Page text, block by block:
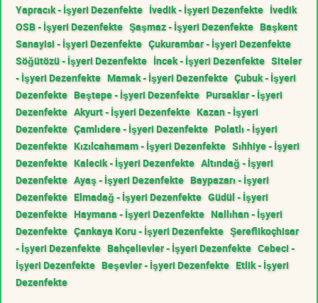
Yapracık - İşyeri Dezenfekte İvedik - İşyeri Dezenfekte İvedik
OSB - İşyeri Dezenfekte Şaşmaz - İşyeri Dezenfekte Başkent
Sanayisi - İşyeri Dezenfekte Çukurambar - İşyeri Dezenfekte
Söğütözü - İşyeri Dezenfekte İncek - İşyeri Dezenfekte Siteler
- İşyeri Dezenfekte Mamak - İşyeri Dezenfekte Çubuk - İşyeri
Dezenfekte Beştepe - İşyeri Dezenfekte Pursaklar - İşyeri
Dezenfekte Akyurt - İşyeri Dezenfekte Kazan - İşyeri
Dezenfekte Çamlıdere - İşyeri Dezenfekte Polatlı - İşyeri
Dezenfekte Kızılcahamam - İşyeri Dezenfekte Sıhhiye - İşyeri
Dezenfekte Kalecik - İşyeri Dezenfekte Altındağ - İşyeri
Dezenfekte Ayaş - İşyeri Dezenfekte Baypazarı - İşyeri
Dezenfekte Elmadağ - İşyeri Dezenfekte Güdül - İşyeri
Dezenfekte Haymana - İşyeri Dezenfekte Nallıhan - İşyeri
Dezenfekte Çankaya Koru - İşyeri Dezenfekte Şereflikoçhisar
- İşyeri Dezenfekte Bahçelievler - İşyeri Dezenfekte Cebeci -
İşyeri Dezenfekte Beşevler - İşyeri Dezenfekte Etlik - İşyeri
Dezenfekte